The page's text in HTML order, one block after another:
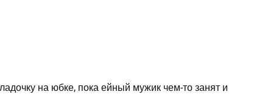
на юбке, пока ейный мужик чем-то занят и